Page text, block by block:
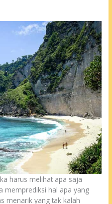
harus melihat apa saja
memprediksi hal apa yang
menarik yang tak kalah